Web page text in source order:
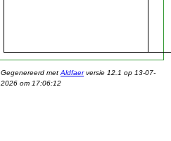
Gegenereerd met Aldfaerversie 12.1 op 13-07-
2026 om 17:06:12